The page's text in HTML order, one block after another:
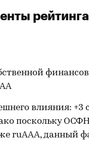
рейтинга
влияния: +3
поскольку
ruAAA, данный